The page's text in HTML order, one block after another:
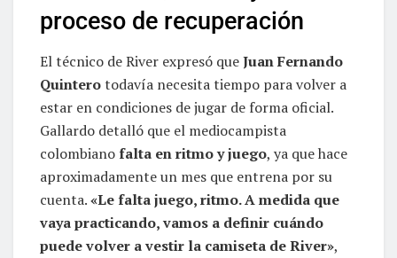
proceso de recuperación
El técnico de River expresó queJuan Fernando
Quinterotodavía necesita tiempo para volver a
estar en condiciones de jugar de forma oficial.
Gallardo detalló que el mediocampista
colombianofalta en ritmo y juego, ya que hace
aproximadamente un mes que entrena por su
cuenta.«Le falta juego, ritmo. A medida que
vaya practicando, vamos a definir cuándo
puede volver a vestir la camiseta de River»,